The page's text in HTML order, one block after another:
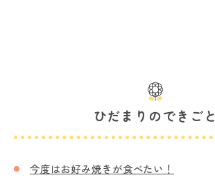
ひだまりのできごと
今度はお好み焼きが食べたい！